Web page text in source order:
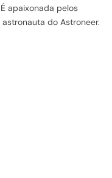
apaixonada pelos
do Astroneer.